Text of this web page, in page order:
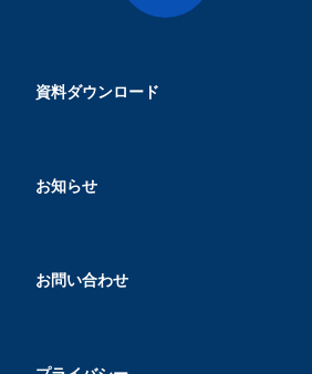
資料ダウンロード
お知らせ
お問い合わせ